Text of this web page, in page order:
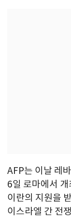
AFP는 이날 레
6일 로마에서
이란의 지원을
이스라엘 간 전